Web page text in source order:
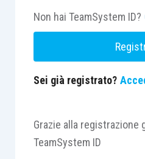
Non hai TeamSystem ID?
Sei già registrato?
Grazie alla registrazione
TeamSystem ID